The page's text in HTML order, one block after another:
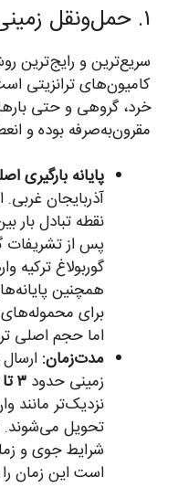
۱. حمل‌ونقل زمینی (جاده‌ای و ریلی)
سریع‌ترین و رایج‌ترین
کامیون‌های ترانزیتی
خرد، گروهی و حتی
مقرون‌به‌صرفه بوده و
پایانه بارگیری
آذربایجان غربی.
نقطه تبادل بار
پس از تشریفات
گوربولاغ
همچنین
برای
اما حجم اصلی
مدت‌زمان:
زمینی حدود ۳ تا ۵ روز کاری
تحویل می‌شوند.
شرایط جوی و
است این زمان